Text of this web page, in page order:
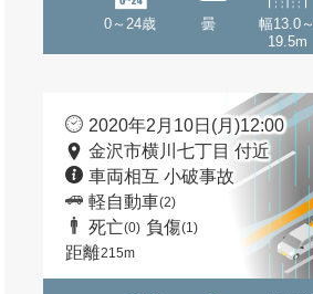
0～24歳 曇
幅13.0～
19.5m
2020年2月10日(月)12:00
金沢市横川七丁目 付近
車両相互 小破事故
軽自動車(2)
死亡(0) 負傷(1)
距離215m